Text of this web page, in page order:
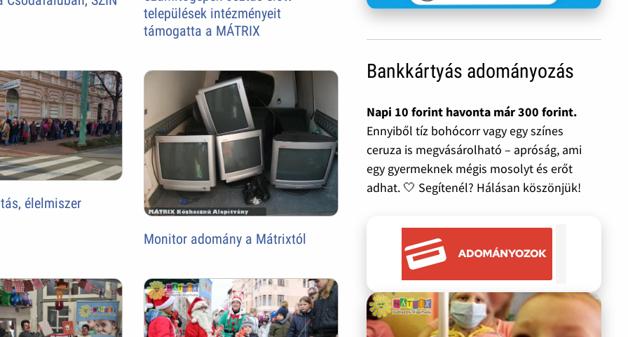
települések intézményeit
támogatta a MÁTRIX
élelmiszer
Monitor adomány a Mátrixtól
Bankkártyás adományozás
Napi 10 forint havonta már 300 forint.
Ennyiből tíz bohócorr vagy egy színes
ceruza is megvásárolható – apróság, ami
egy gyermeknek mégis mosolyt és erőt
adhat. 🤍 Segítenél? Hálásan köszönjük!